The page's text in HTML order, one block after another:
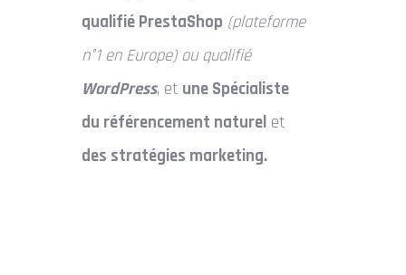
qualifié PrestaShop (plateforme
n°1 en Europe) ou qualifié
WordPress, et une Spécialiste
du référencement naturel et
des stratégies marketing.